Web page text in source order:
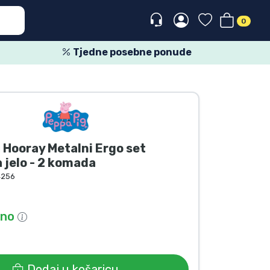
0
Tjedne posebne ponude
Hooray Metalni Ergo set
jelo - 2 komada